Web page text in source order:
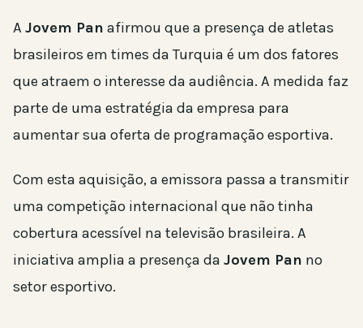
A Jovem Pan afirmou que a presença de atletas
brasileiros em times da Turquia é um dos fatores
que atraem o interesse da audiência. A medida faz
parte de uma estratégia da empresa para
aumentar sua oferta de programação esportiva.
Com esta aquisição, a emissora passa a transmitir
uma competição internacional que não tinha
cobertura acessível na televisão brasileira. A
iniciativa amplia a presença da Jovem Pan no
setor esportivo.